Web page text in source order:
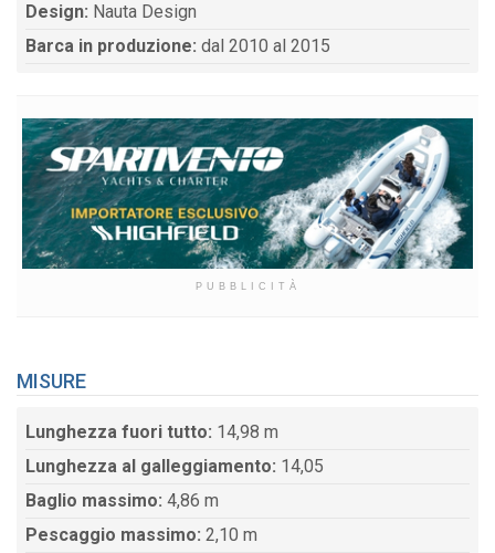
Design: Nauta Design
Barca in produzione:
dal 2010 al 2015
PUBBLICITÀ
MISURE
Lunghezza fuori tutto: 14,98 m
Lunghezza al galleggiamento: 14,05
Baglio massimo: 4,86 m
Pescaggio massimo: 2,10 m